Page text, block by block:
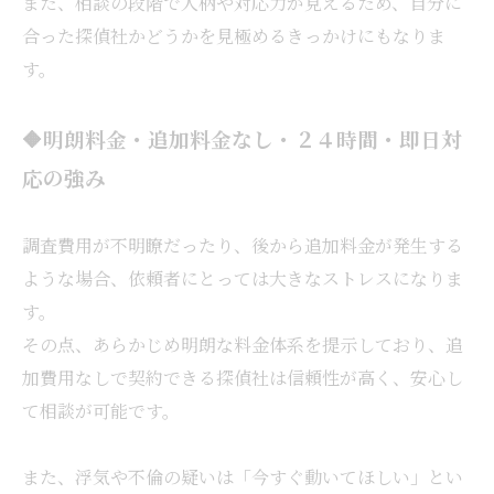
合った探偵社かどうかを見極めるきっかけにもなりま
す。
🔶明朗料金・追加料金なし・２４時間・即日対
応の強み
調査費用が不明瞭だったり、後から追加料金が発生する
ような場合、依頼者にとっては大きなストレスになりま
す。
その点、あらかじめ明朗な料金体系を提示しており、追
加費用なしで契約できる探偵社は信頼性が高く、安心し
て相談が可能です。
また、浮気や不倫の疑いは「今すぐ動いてほしい」とい